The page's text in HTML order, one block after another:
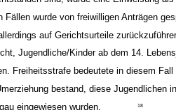
sind, wurde eine Einweisung
wurde von freiwilligen Anträgen
auf Gerichtsurteile
Jugendliche/Kinder ab dem 14.
Freiheitsstrafe bedeutete in diesem Fall
bestand, diese Jugendlichen